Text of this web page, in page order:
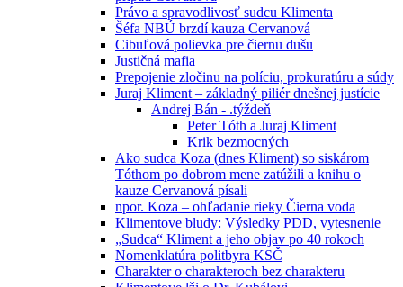
Právo a spravodlivosť sudcu Klimenta
Šéfa NBÚ brzdí kauza Cervanová
Cibuľová polievka pre čiernu dušu
Justičná mafia
Prepojenie zločinu na políciu, prokuratúru a súdy
Juraj Kliment – základný piliér dnešnej justície
Andrej Bán - .týždeň
Peter Tóth a Juraj Kliment
Krik bezmocných
Ako sudca Koza (dnes Kliment) so siskárom
Tóthom po dobrom mene zatúžili a knihu o
kauze Cervanová písali
npor. Koza – ohľadanie rieky Čierna voda
Klimentove bludy: Výsledky PDD, vytesnenie
„Sudca“ Kliment a jeho objav po 40 rokoch
Nomenklatúra politbyra KSČ
Charakter o charakteroch bez charakteru